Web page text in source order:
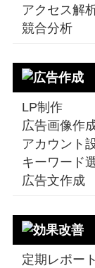
アクセス解
競合分析
LP制作
広告画像作
アカウント
キーワード
広告文作成
定期レポート